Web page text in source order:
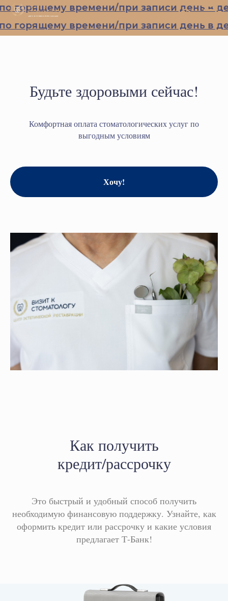
горящему времени/при записи день в
горящему времени/при записи день в
Будьте здоровыми сейчас!
Комфортная оплата стоматологических услуг по
выгодным условиям
Хочу!
Как получить
кредит/рассрочку
Это быстрый и удобный способ получить
необходимую финансовую поддержку. Узнайте, как
оформить кредит или рассрочку и какие условия
предлагает Т-Банк!